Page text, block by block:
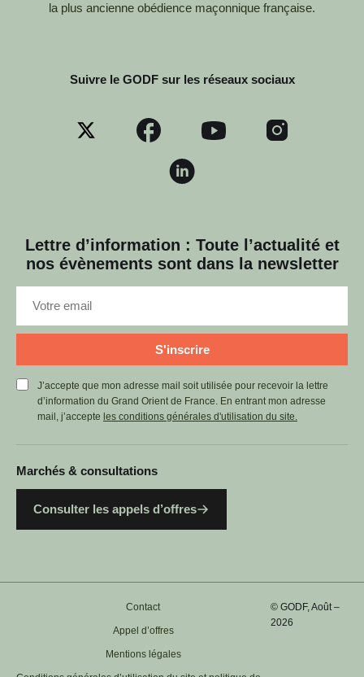
la plus ancienne obédience maçonnique française.
Suivre le GODF sur les réseaux sociaux
Lettre d’information : Toute l’actualité et
nos évènements sont dans la newsletter
S'inscrire
J’accepte que mon adresse mail soit utilisée pour recevoir la lettre
d’information du Grand Orient de France. En entrant mon adresse
mail, j’accepte les conditions générales d'utilisation du site.
Marchés & consultations
Consulter les appels d’offres
Contact
Appel d’offres
Mentions légales
© GODF, Août –
2026